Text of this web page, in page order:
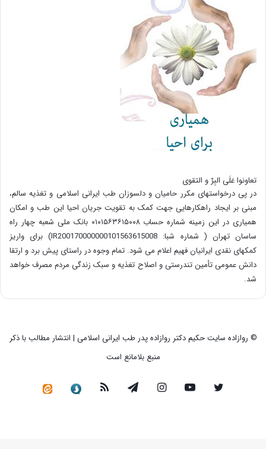
تعاونوا عَلَی البِرِّ و التقوی
در پی درخواستهای مکرر حامیان و دلسوزان طب ایرانی اسلامی و تغذیه سالم،
مبنی بر ایجاد راهکارهایی جهت کمک به تقویت جریان احیا این طب و امکان
همیاری در این زمینه شماره حساب ۰۱۰۱۵۶۳۶۱۵۰۰۸ بانک ملی شعبه چهار راه
ساسان تهران ( شماره شبا: IR200170000000101563615008) برای واریز
کمکهای نقدی ایرانیان فهیم اعلام می شود. تمام وجوه در راستای پیش برد و ارتقا
دانش عمومی تأمین تندرستی و اصلاح تغذیه و سبک زندگی مردم مصرف خواهد
شد.
© روازاده سایت حکیم دکتر روازاده پدر طب ایرانی اسلامی | انتشار مطالب با ذکر
منبع بلامانع است
توییتر یوتیوب اینستاگرامتلگرام خوراک سروش